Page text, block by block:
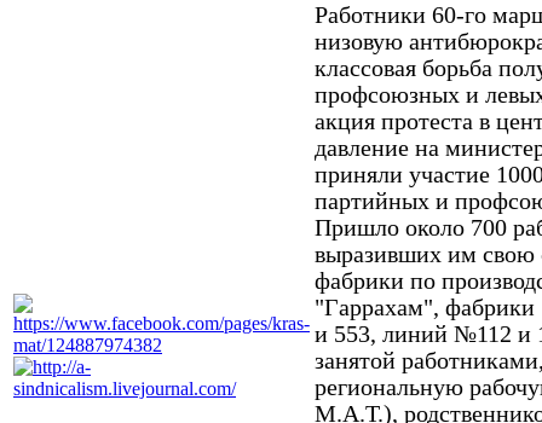
Работники 60-го
низовую
классовая борьба
профсоюзных и
акция протеста в
давление на
приняли участие
партийных и
Пришло около 700
выразивших им свою
фабрики по
"Гаррахам",
и 553, линий №112 и
занятой
региональную
М.А.Т.),